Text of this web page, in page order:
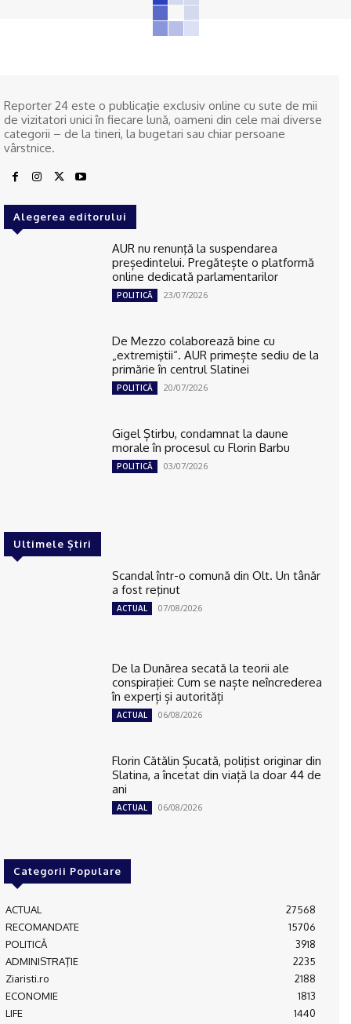
Reporter 24 este o publicaţie exclusiv online cu sute de mii
de vizitatori unici în fiecare lună, oameni din cele mai diverse
categorii – de la tineri, la bugetari sau chiar persoane
vârstnice.
Alegerea editorului
AUR nu renunţă la suspendarea
președintelui. Pregătește o platformă
online dedicată parlamentarilor
POLITICĂ 23/07/2026
De Mezzo colaborează bine cu
„extremiştii“. AUR primește sediu de la
primărie în centrul Slatinei
POLITICĂ 20/07/2026
Gigel Știrbu, condamnat la daune
morale în procesul cu Florin Barbu
POLITICĂ 03/07/2026
Ultimele Știri
Scandal într-o comună din Olt. Un tânăr
a fost reţinut
ACTUAL 07/08/2026
De la Dunărea secată la teorii ale
conspirației: Cum se naște neîncrederea
în experți și autorități
ACTUAL 06/08/2026
Florin Cătălin Șucată, poliţist originar din
Slatina, a încetat din viață la doar 44 de
ani
ACTUAL 06/08/2026
Categorii Populare
ACTUAL
27568
RECOMANDATE
15706
POLITICĂ
3918
ADMINISTRAŢIE
2235
Ziaristi.ro
2188
ECONOMIE
1813
LIFE
1440